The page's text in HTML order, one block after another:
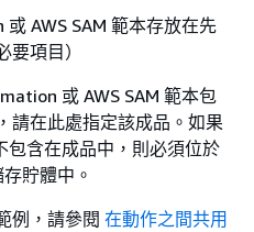
或 AWS SAM 範本存放在先
要項目）
或 AWS SAM 範本包
請在此處指定該成品。如果
含在成品中，則必須位於
貯體中。
例，請參閱 在動作之間共用